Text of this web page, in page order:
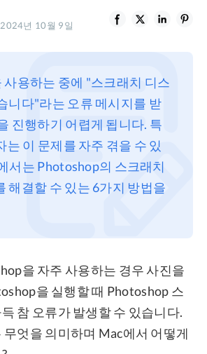
년 10월 9일
용하는 중에 "스크래치 디스
니다"라는 오류 메시지를 받
진행하기 어렵게 됩니다. 특
는 이 문제를 자주 겪을 수 있
서는 Photoshop의 스크래치
해결할 수 있는 6가지 방법을
을 자주 사용하는 경우 사진을
을 실행할 때 Photoshop 스
참 오류가 발생할 수 있습니다.
무엇을 의미하며 Mac에서 어떻게